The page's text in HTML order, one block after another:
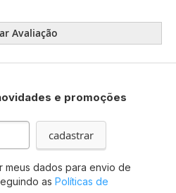
Avaliação
e promoções
cadastrar
dados para envio de
as Políticas de